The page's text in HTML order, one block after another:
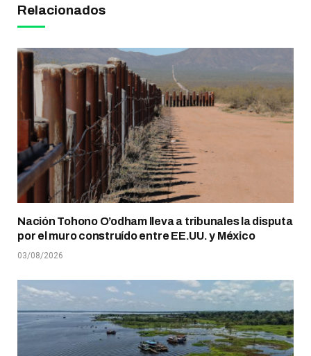
Relacionados
Nación Tohono O’odham lleva a tribunales la disputa
por el muro construído entre EE.UU. y México
03/08/2026